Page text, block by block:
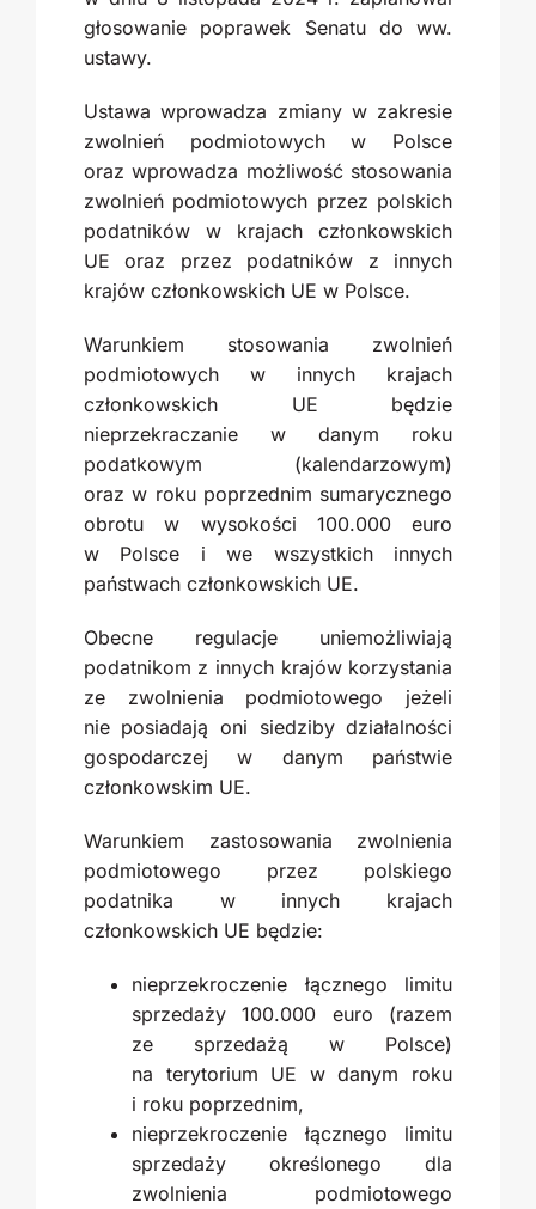
głosowanie poprawek Senatu do ww.
ustawy.
Ustawa wprowadza zmiany w zakresie
zwolnień podmiotowych w Polsce
oraz wprowadza możliwość stosowania
zwolnień podmiotowych przez polskich
podatników w krajach członkowskich
UE oraz przez podatników z innych
krajów członkowskich UE w Polsce.
Warunkiem stosowania zwolnień
podmiotowych w innych krajach
członkowskich UE będzie
nieprzekraczanie w danym roku
podatkowym (kalendarzowym)
oraz w roku poprzednim sumarycznego
obrotu w wysokości 100.000 euro
w Polsce i we wszystkich innych
państwach członkowskich UE.
Obecne regulacje uniemożliwiają
podatnikom z innych krajów korzystania
ze zwolnienia podmiotowego jeżeli
nie posiadają oni siedziby działalności
gospodarczej w danym państwie
członkowskim UE.
Warunkiem zastosowania zwolnienia
podmiotowego przez polskiego
podatnika w innych krajach
członkowskich UE będzie:
nieprzekroczenie łącznego limitu
sprzedaży 100.000 euro (razem
ze sprzedażą w Polsce)
na terytorium UE w danym roku
i roku poprzednim,
nieprzekroczenie łącznego limitu
sprzedaży określonego dla
zwolnienia podmiotowego